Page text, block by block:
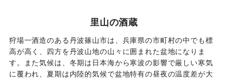
里山の酒蔵
狩場一酒造のある丹波篠山市は、兵庫県の市町村の中でも標
高が高く、四方を丹波山地の山々に囲まれた盆地になりま
す。また気候は、冬期は日本海から寒波の影響で厳しい寒気
に覆われ、夏期は内陸的気候で盆地特有の昼夜の温度差が大